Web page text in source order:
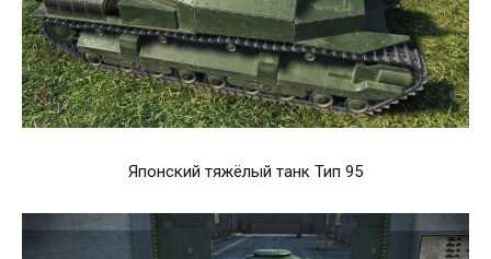
Японский тяжёлый танк Тип 95